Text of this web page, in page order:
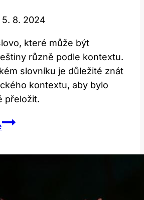
5. 8. 2024
které může být
různě podle kontextu.
slovníku je důležité znát
kontextu, aby bylo
přeložit.
Particular: